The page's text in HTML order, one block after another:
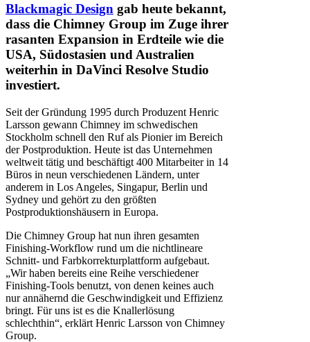
Blackmagic Design gab heute bekannt,
dass die Chimney Group im Zuge ihrer
rasanten Expansion in Erdteile wie die
USA, Südostasien und Australien
weiterhin in DaVinci Resolve Studio
investiert.
Seit der Gründung 1995 durch Produzent Henric
Larsson gewann Chimney im schwedischen
Stockholm schnell den Ruf als Pionier im Bereich
der Postproduktion. Heute ist das Unternehmen
weltweit tätig und beschäftigt 400 Mitarbeiter in 14
Büros in neun verschiedenen Ländern, unter
anderem in Los Angeles, Singapur, Berlin und
Sydney und gehört zu den größten
Postproduktionshäusern in Europa.
Die Chimney Group hat nun ihren gesamten
Finishing-Workflow rund um die nichtlineare
Schnitt- und Farbkorrekturplattform aufgebaut.
„Wir haben bereits eine Reihe verschiedener
Finishing-Tools benutzt, von denen keines auch
nur annähernd die Geschwindigkeit und Effizienz
bringt. Für uns ist es die Knallerlösung
schlechthin“, erklärt Henric Larsson von Chimney
Group.